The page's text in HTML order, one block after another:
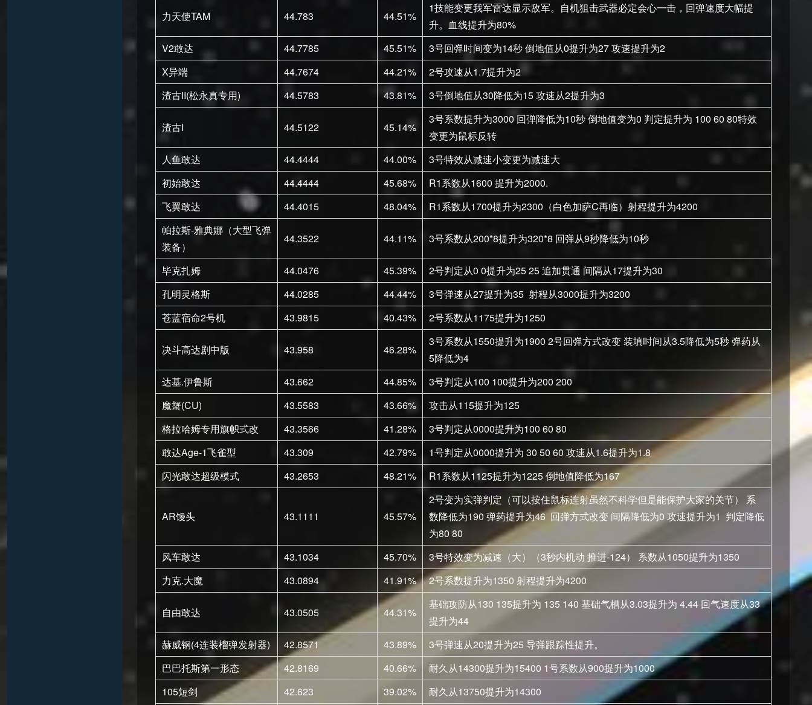
力天使TAM 44.783 44.51%
1技能变更我军雷达显示敌军。自机狙击武器必定会心一击，回弹速度大幅提
升。血线提升为80%
V2敢达
44.7785 45.51%
3号回弹时间变为14秒 倒地值从0提升为27 攻速提升为2
X异端
44.7674 44.21%
2号攻速从1.7提升为2
渣古II(松永真专用)
44.5783 43.81% 3号倒地值从30降低为15 攻速从2提升为3
渣古I 44.5122 45.14%
3号系数提升为3000 回弹降低为10秒 倒地值变为0 判定提升为 100 60 80特效
变更为鼠标反转
人鱼敢达
44.4444 44.00%
3号特效从减速小变更为减速大
初始敢达
44.4444 45.68%
R1系数从1600 提升为2000.
飞翼敢达
44.4015 48.04%
R1系数从1700提升为2300（白色加萨C再临）射程提升为4200
帕拉斯-雅典娜（大型飞弹
装备）
44.3522 44.11% 3号系数从200*8提升为320*8 回弹从9秒降低为10秒
毕克扎姆 44.0476 45.39%
2号判定从0 0提升为25 25 追加贯通 间隔从17提升为30
孔明灵格斯
44.0285 44.44%
3号弹速从27提升为35 射程从3000提升为3200
苍蓝宿命2号机
43.9815 40.43% 2号系数从1175提升为1250
决斗高达剧中版 43.958 46.28%
3号系数从1550提升为1900 2号回弹方式改变 装填时间从3.5降低为5秒 弹药从
5降低为4
达基.伊鲁斯
43.662 44.85%
3号判定从100 100提升为200 200
魔蟹(CU)
43.5583 43.66%
攻击从115提升为125
格拉哈姆专用旗帜式改
43.3566 41.28%
3号判定从0000提升为100 60 80
敢达Age-1飞雀型
43.309 42.79%
1号判定从0000提升为 30 50 60 攻速从1.6提升为1.8
闪光敢达超级模式
43.2653 48.21% R1系数从1125提升为1225 倒地值降低为167
AR馒头 43.1111 45.57%
2号变为实弹判定（可以按住鼠标连射虽然不科学但是能保护大家的关节） 系
数降低为190 弹药提升为46 回弹方式改变 间隔降低为0 攻速提升为1 判定降低
为80 80
风车敢达
43.1034 45.70%
3号特效变为减速（大）（3秒内机动 推进-124） 系数从1050提升为1350
力克.大魔
43.0894 41.91% 2号系数提升为1350 射程提升为4200
自由敢达 43.0505 44.31%
基础攻防从130 135提升为 135 140 基础气槽从3.03提升为 4.44 回气速度从33
提升为44
赫威钢(4连装榴弹发射器)
42.8571 43.89%
3号弹速从20提升为25 导弹跟踪性提升。
巴巴托斯第一形态
42.8169 40.66%
耐久从14300提升为15400 1号系数从900提升为1000
105短剑
42.623 39.02% 耐久从13750提升为14300